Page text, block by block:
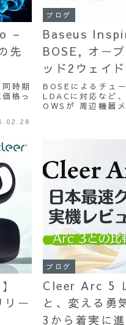
–
先
時期
格っ
ブログ
Baseus
BOSE, オー
ッド2ウェイ
的なスペック
BOSEによるチュ
LDACに対応など
OWSが 周辺機器
ー
ブログ
Cleer Arc 5
と、変える
3から着実に